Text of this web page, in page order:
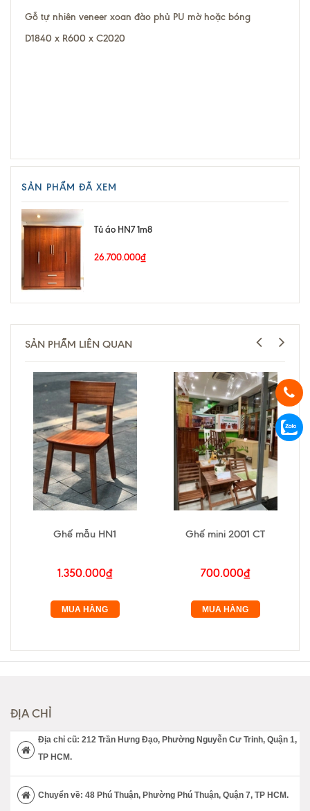
Gỗ tự nhiên veneer xoan đào phủ PU mờ hoặc bóng
D1840 x R600 x C2020
SẢN PHẨM ĐÃ XEM
Tủ áo HN7 1m8
26.700.000₫
SẢN PHẨM LIÊN QUAN
Ghế mẫu HN1
1.350.000₫
MUA HÀNG
Ghế mini 2001 CT
700.000₫
MUA HÀNG
ĐỊA CHỈ
Địa chỉ cũ: 212 Trần Hưng Đạo, Phường Nguyễn Cư Trinh, Quận 1,
TP HCM.
Chuyển về: 48 Phú Thuận, Phường Phú Thuận, Quận 7, TP HCM.